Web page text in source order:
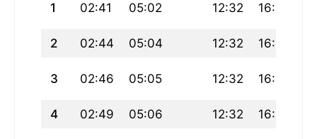
1 02:41 05:02 12:32 16:37
2 02:44 05:04 12:32 16:37
3 02:46 05:05 12:32 16:36
4 02:49 05:06 12:32 16:36